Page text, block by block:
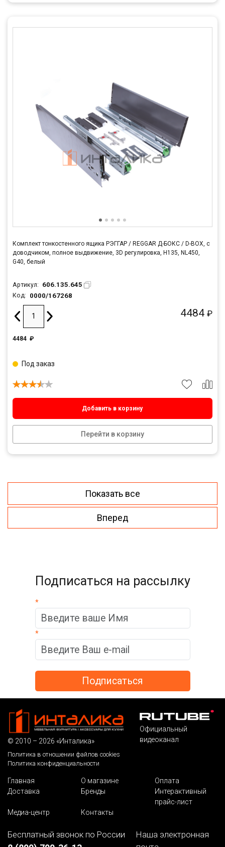
Комплект тонкостенного ящика РЭГГАР / REGGAR Д-БОКС / D-BOX, с
доводчиком, полное выдвижение, 3D регулировка, H135, NL450,
G40, белый
Артикул: 606.135.645
Код: 0000/167268
4484 ₽
4484 ₽
Добавить в корзину
Перейти в корзину
Под заказ
Показать все
Вперед
Подписаться на рассылку
*
*
© 2010 – 2026 «Инталика»
Политика в отношении файлов cookies
Политика конфиденциальности
Официальный
видеоканал
Главная О магазине
Оплата
Доставка
Бренды
Интерактивный
прайс-лист
Медиа-центр
Контакты
Бесплатный звонок по России
Наша электронная